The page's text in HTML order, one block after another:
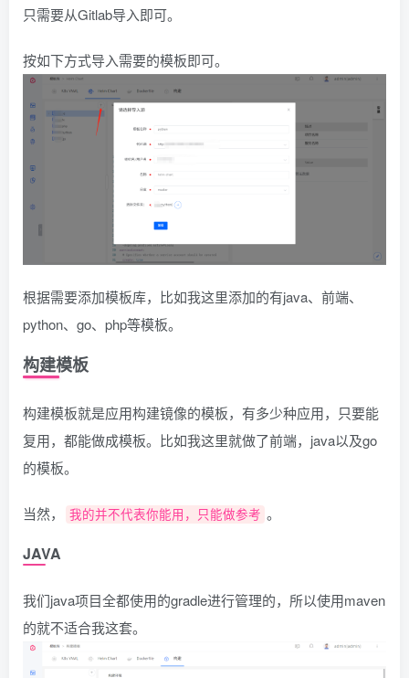
只需要从Gitlab导入即可。
按如下方式导入需要的模板即可。
根据需要添加模板库，比如我这里添加的有java、前端、
python、go、php等模板。
构建模板
构建模板就是应用构建镜像的模板，有多少种应用，只要能
复用，都能做成模板。比如我这里就做了前端，java以及go
的模板。
当然， 我的并不代表你能用，只能做参考 。
JAVA
我们java项目全都使用的gradle进行管理的，所以使用maven
的就不适合我这套。